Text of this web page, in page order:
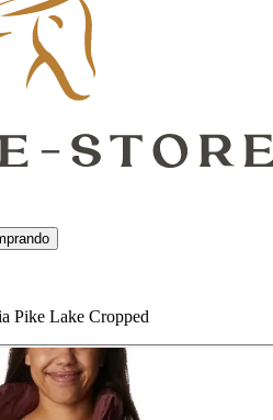
Pike Lake Cropped